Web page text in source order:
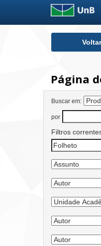
Voltar
Página
Buscar em:
por
Filtros